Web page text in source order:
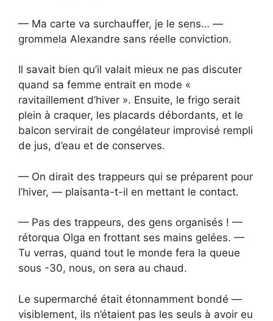
— Ma carte va surchauffer, je le sens… —
grommela Alexandre sans réelle conviction.
Il savait bien qu’il valait mieux ne pas discuter
quand sa femme entrait en mode «
ravitaillement d’hiver ». Ensuite, le frigo serait
plein à craquer, les placards débordants, et le
balcon servirait de congélateur improvisé rempli
de jus, d’eau et de conserves.
— On dirait des trappeurs qui se préparent pour
l’hiver, — plaisanta-t-il en mettant le contact.
— Pas des trappeurs, des gens organisés ! —
rétorqua Olga en frottant ses mains gelées. —
Tu verras, quand tout le monde fera la queue
sous -30, nous, on sera au chaud.
Le supermarché était étonnamment bondé —
visiblement, ils n’étaient pas les seuls à avoir eu